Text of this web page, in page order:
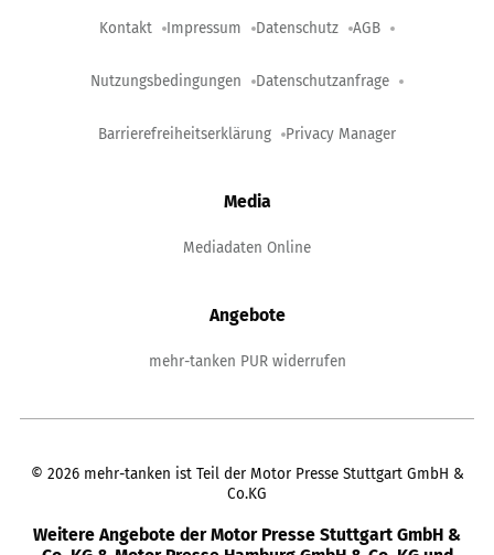
Kontakt Impressum Datenschutz AGB
Nutzungsbedingungen Datenschutzanfrage
Barrierefreiheitserklärung Privacy Manager
Media
Mediadaten Online
Angebote
mehr-tanken PUR widerrufen
© 2026 mehr-tanken ist Teil der Motor Presse Stuttgart GmbH &
Co.KG
Weitere Angebote der Motor Presse Stuttgart GmbH &